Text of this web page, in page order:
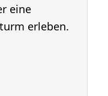
eine
erleben.